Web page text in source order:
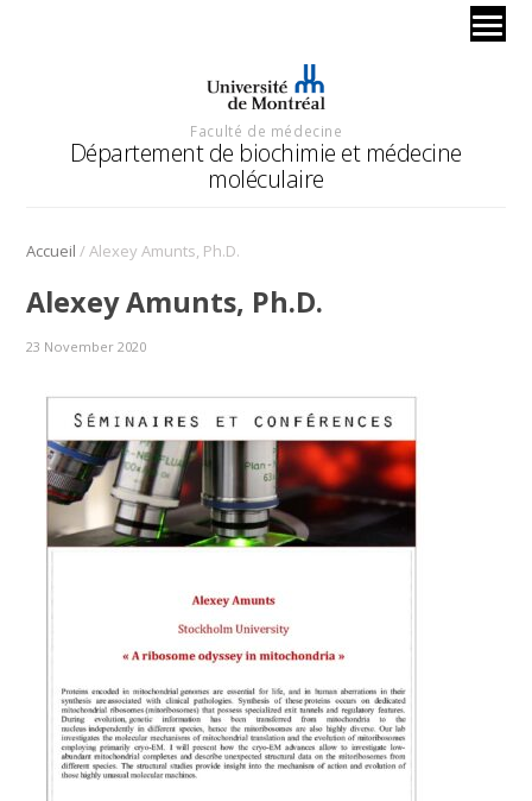
Faculté de médecine
Département de biochimie et médecine
moléculaire
Accueil /Alexey Amunts, Ph.D.
Alexey Amunts, Ph.D.
23 November 2020